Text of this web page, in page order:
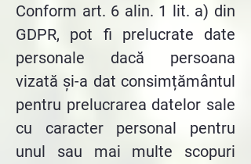
Conform art. 6 alin. 1 lit. a) din
GDPR, pot fi prelucrate date
personale dacă persoana
vizată și-a dat consimțământul
pentru prelucrarea datelor sale
cu caracter personal pentru
unul sau mai multe scopuri